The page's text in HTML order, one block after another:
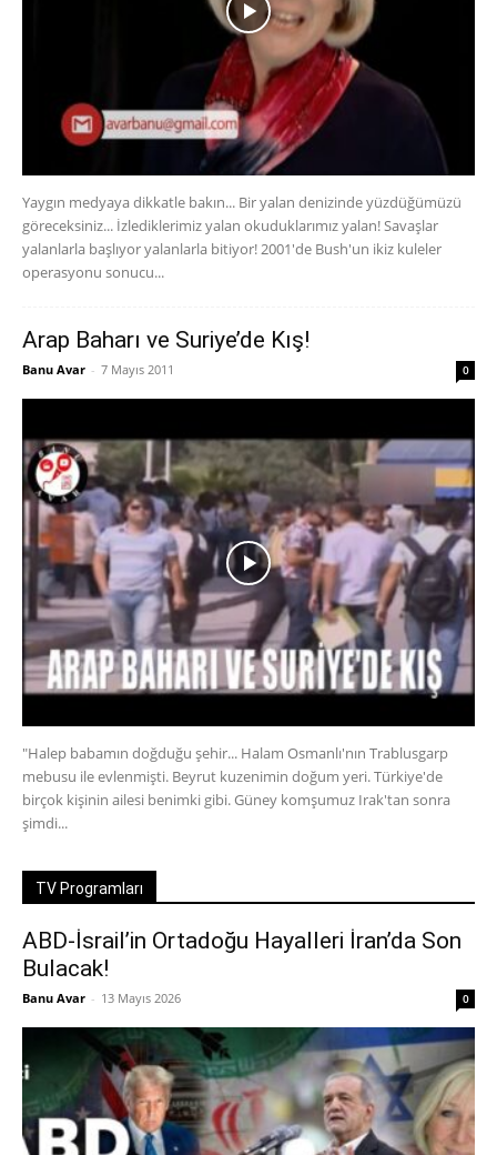
Yaygın medyaya dikkatle bakın... Bir yalan denizinde yüzdüğümüzü
göreceksiniz... İzlediklerimiz yalan okuduklarımız yalan! Savaşlar
yalanlarla başlıyor yalanlarla bitiyor! 2001'de Bush'un ikiz kuleler
operasyonu sonucu...
Arap Baharı ve Suriye’de Kış!
Banu Avar - 7 Mayıs 2011 0
"Halep babamın doğduğu şehir... Halam Osmanlı'nın Trablusgarp
mebusu ile evlenmişti. Beyrut kuzenimin doğum yeri. Türkiye'de
birçok kişinin ailesi benimki gibi. Güney komşumuz Irak'tan sonra
şimdi...
TV Programları
ABD-İsrail’in Ortadoğu Hayalleri İran’da Son
Bulacak!
Banu Avar - 13 Mayıs 2026 0